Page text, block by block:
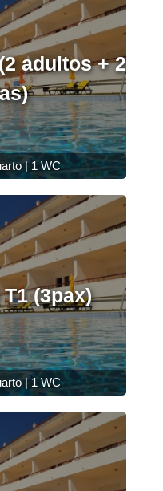
adultos + 2
| 1 WC
(3pax)
| 1 WC